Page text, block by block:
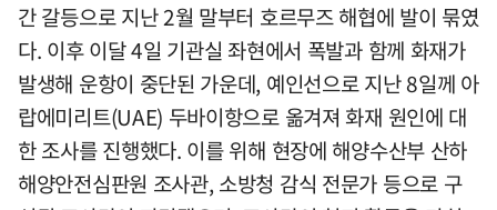
간 갈등으로 지난 2월 말부터 호르무즈 해협에 발이 묶였
다. 이후 이달 4일 기관실 좌현에서 폭발과 함께 화재가
발생해 운항이 중단된 가운데, 예인선으로 지난 8일께 아
랍에미리트(UAE) 두바이항으로 옮겨져 화재 원인에 대
한 조사를 진행했다. 이를 위해 현장에 해양수산부 산하
해양안전심판원 조사관, 소방청 감식 전문가 등으로 구